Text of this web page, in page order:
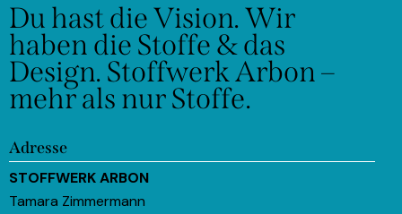
Du hast die Vision.Wir
haben die Stoffe & das
Design. Stoffwerk Arbon –
mehr als nur Stoffe.
Adresse
STOFFWERK ARBON
Tamara Zimmermann